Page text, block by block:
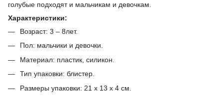
голубые подходят и мальчикам и девочкам.
Характеристики:
Возраст: 3 – 8лет.
Пол: мальчики и девочки.
Материал: пластик, силикон.
Тип упаковки: блистер.
Размеры упаковки: 21 х 13 х 4 см.